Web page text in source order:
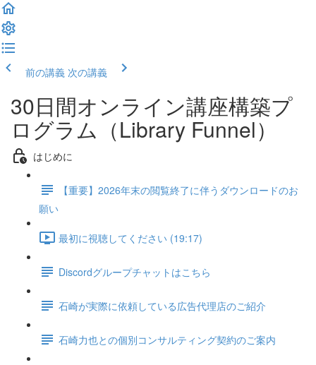
前の講義 次の講義
30日間オンライン講座構築プ
ログラム（Library Funnel）
はじめに
【重要】2026年末の閲覧終了に伴うダウンロードのお
願い
最初に視聴してください (19:17)
Discordグループチャットはこちら
石崎が実際に依頼している広告代理店のご紹介
石崎力也との個別コンサルティング契約のご案内